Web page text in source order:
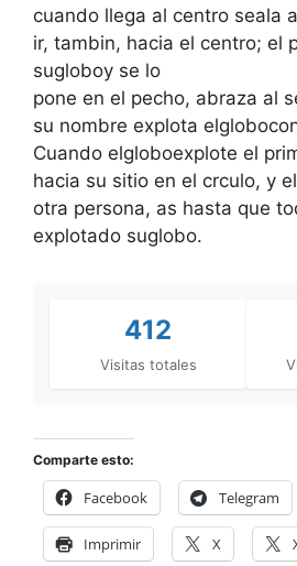
cuando llega al centro seala
ir, tambin, hacia el centro; el
sugloboy se lo
pone en el pecho, abraza al
su nombre explota
Cuando elgloboexplote el
hacia su sitio en el crculo, y
otra persona, as hasta que
explotado suglobo.
412
Visitas totales
Comparte esto:
Facebook Telegram
Imprimir X